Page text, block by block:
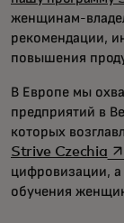
женщинам-
рекомендации,
повышения
В Европе мы
предприятий в
которых
Strive Czechia
цифровизации, а
обучения